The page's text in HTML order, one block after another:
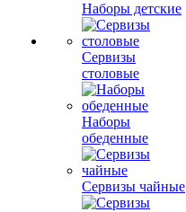
Наборы детские
Сервизы
столовые
Наборы
обеденные
Сервизы чайные